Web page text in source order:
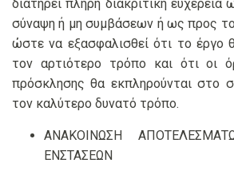
διατηρεί πλήρη διακριτική
σύναψη ή μη συμβάσεων ή ως προς
ώστε να εξασφαλισθεί ότι το έργο
τον αρτιότερο τρόπο και ότι οι
πρόσκλησης θα εκπληρούνται στο
τον καλύτερο δυνατό τρόπο.
ΑΝΑΚΟΙΝΩΣΗ
ΕΝΣΤΑΣΕΩΝ